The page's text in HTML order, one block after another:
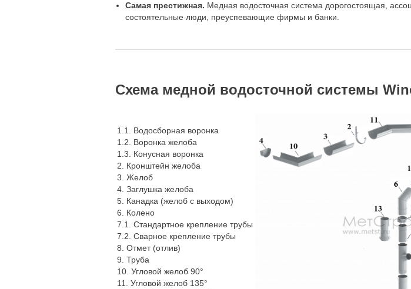
Самая престижная. Медная водосточная система дорогостоящая,
состоятельные люди, преуспевающие фирмы и банки.
Схема медной водосточной системы
1.1. Водосборная воронка
1.2. Воронка желоба
1.3. Конусная воронка
2. Кронштейн желоба
3. Желоб
4. Заглушка желоба
5. Канадка (желоб с выходом)
6. Колено
7.1. Стандартное крепление трубы
7.2. Сварное крепление трубы
8. Отмет (отлив)
9. Труба
10. Угловой желоб 90°
11. Угловой желоб 135°